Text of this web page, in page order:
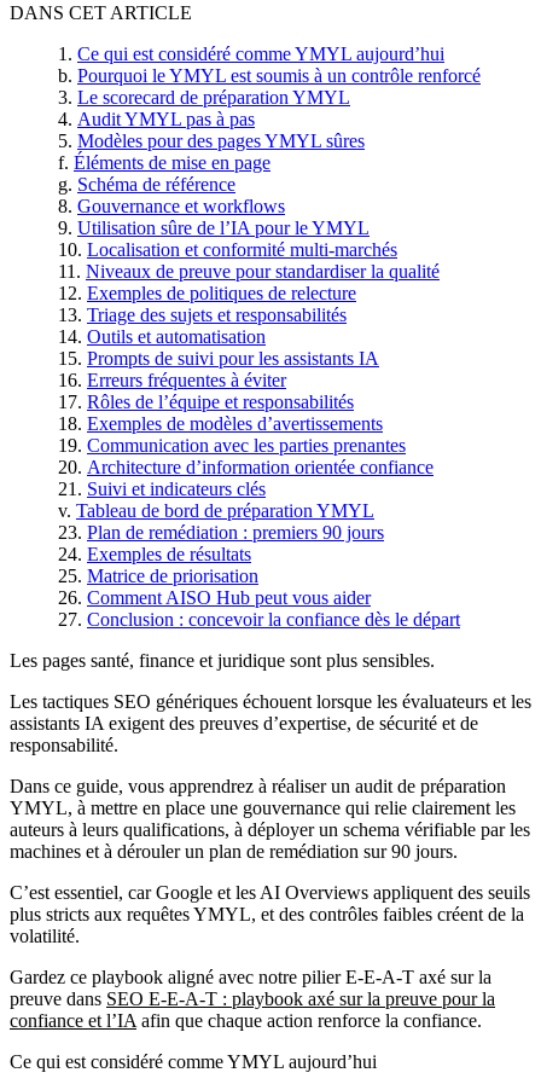
DANS CET ARTICLE
Ce qui est considéré comme YMYL aujourd’hui
Pourquoi le YMYL est soumis à un contrôle renforcé
Le scorecard de préparation YMYL
Audit YMYL pas à pas
Modèles pour des pages YMYL sûres
Éléments de mise en page
Schéma de référence
Gouvernance et workflows
Utilisation sûre de l’IA pour le YMYL
Localisation et conformité multi‑marchés
Niveaux de preuve pour standardiser la qualité
Exemples de politiques de relecture
Triage des sujets et responsabilités
Outils et automatisation
Prompts de suivi pour les assistants IA
Erreurs fréquentes à éviter
Rôles de l’équipe et responsabilités
Exemples de modèles d’avertissements
Communication avec les parties prenantes
Architecture d’information orientée confiance
Suivi et indicateurs clés
Tableau de bord de préparation YMYL
Plan de remédiation : premiers 90 jours
Exemples de résultats
Matrice de priorisation
Comment AISO Hub peut vous aider
Conclusion : concevoir la confiance dès le départ
Les pages santé, finance et juridique sont plus sensibles.
Les tactiques SEO génériques échouent lorsque les évaluateurs et les
assistants IA exigent des preuves d’expertise, de sécurité et de
responsabilité.
Dans ce guide, vous apprendrez à réaliser un audit de préparation
YMYL, à mettre en place une gouvernance qui relie clairement les
auteurs à leurs qualifications, à déployer un schema vérifiable par les
machines et à dérouler un plan de remédiation sur 90 jours.
C’est essentiel, car Google et les AI Overviews appliquent des seuils
plus stricts aux requêtes YMYL, et des contrôles faibles créent de la
volatilité.
Gardez ce playbook aligné avec notre pilier E-E-A-T axé sur la
preuve dans SEO E-E-A-T : playbook axé sur la preuve pour la
confiance et l’IA afin que chaque action renforce la confiance.
Ce qui est considéré comme YMYL aujourd’hui